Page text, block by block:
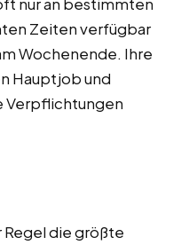
Zeiten verfügbar
Wochenende. Ihre
Hauptjob und
Verpflichtungen
Regel die größte